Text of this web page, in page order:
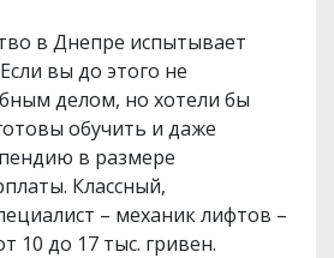
в Днепре испытывает
вы до этого не
делом, но хотели бы
обучить и даже
в размере
Классный,
– механик лифтов –
10 до 17 тыс. гривен.